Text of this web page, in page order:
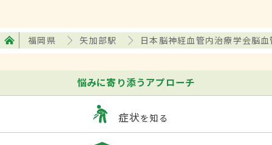
福岡県 矢加部駅 日本脳神経血管内治療学会脳
悩みに寄り添うアプローチ
症状を知る